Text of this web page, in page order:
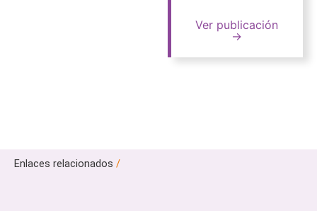
Ver publicación
→
Enlaces relacionados /